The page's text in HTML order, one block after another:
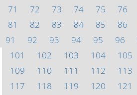
71
72 73 74 75 76
81
82 83 84 85 86
91
92 93 94 95 96
101
102 103 104 105
109
110 111 112 113
117
118 119 120 121